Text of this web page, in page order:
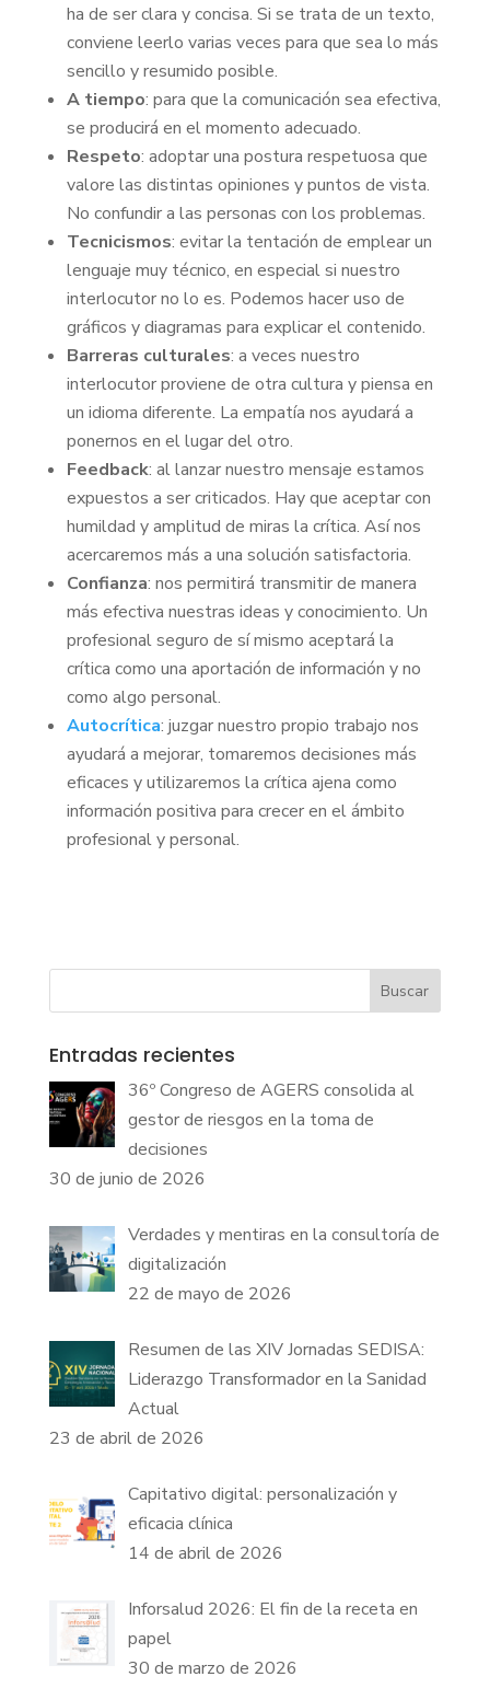
ha de ser clara y concisa. Si se trata de un texto,
conviene leerlo varias veces para que sea lo más
sencillo y resumido posible.
A tiempo: para que la comunicación sea efectiva,
se producirá en el momento adecuado.
Respeto: adoptar una postura respetuosa que
valore las distintas opiniones y puntos de vista.
No confundir a las personas con los problemas.
Tecnicismos: evitar la tentación de emplear un
lenguaje muy técnico, en especial si nuestro
interlocutor no lo es. Podemos hacer uso de
gráficos y diagramas para explicar el contenido.
Barreras culturales: a veces nuestro
interlocutor proviene de otra cultura y piensa en
un idioma diferente. La empatía nos ayudará a
ponernos en el lugar del otro.
Feedback: al lanzar nuestro mensaje estamos
expuestos a ser criticados. Hay que aceptar con
humildad y amplitud de miras la crítica. Así nos
acercaremos más a una solución satisfactoria.
Confianza: nos permitirá transmitir de manera
más efectiva nuestras ideas y conocimiento. Un
profesional seguro de sí mismo aceptará la
crítica como una aportación de información y no
como algo personal.
Autocrítica: juzgar nuestro propio trabajo nos
ayudará a mejorar, tomaremos decisiones más
eficaces y utilizaremos la crítica ajena como
información positiva para crecer en el ámbito
profesional y personal.
Buscar
Entradas recientes
36º Congreso de AGERS consolida al
gestor de riesgos en la toma de
decisiones
30 de junio de 2026
Verdades y mentiras en la consultoría de
digitalización
22 de mayo de 2026
Resumen de las XIV Jornadas SEDISA:
Liderazgo Transformador en la Sanidad
Actual
23 de abril de 2026
Capitativo digital: personalización y
eficacia clínica
14 de abril de 2026
Inforsalud 2026: El fin de la receta en
papel
30 de marzo de 2026